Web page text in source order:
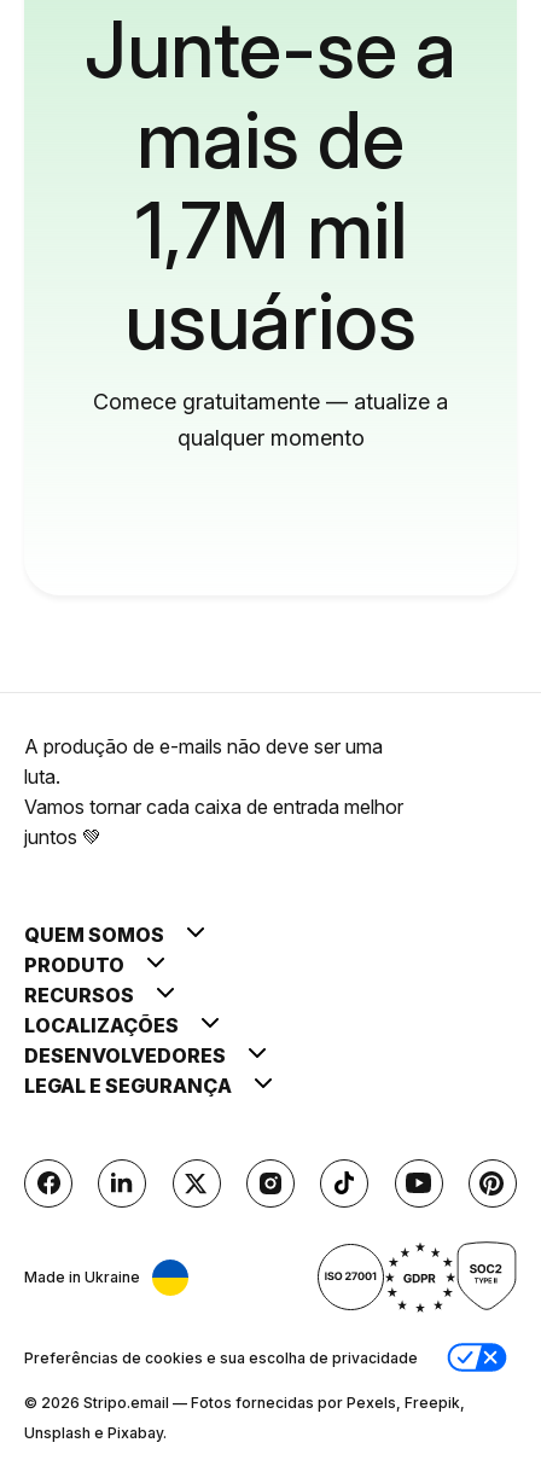
Junte-se a
mais de
1,7M mil
usuários
Comece gratuitamente — atualize a
qualquer momento
A produção de e-mails não deve ser uma
luta.
Vamos tornar cada caixa de entrada melhor
juntos 💚
QUEM SOMOS
PRODUTO
RECURSOS
LOCALIZAÇÕES
DESENVOLVEDORES
LEGAL E SEGURANÇA
Made in Ukraine
Preferências de cookies e sua escolha de privacidade
© 2026 Stripо.email — Fotos fornecidas por Pexels, Freepik,
Unsplash e Pixabay.